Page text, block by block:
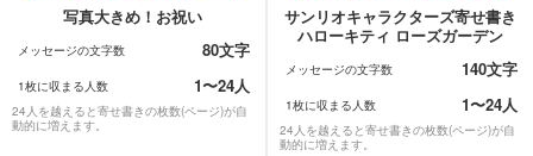
写真大きめ！お祝い
メッセージの文字数 80文字
1枚に収まる人数 1〜24人
24人を越えると寄せ書きの枚数(ページ)が自
動的に増えます。
サンリオキャラクターズ寄せ書き
ハローキティ ローズガーデン
メッセージの文字数 140文字
1枚に収まる人数 1〜24人
24人を越えると寄せ書きの枚数(ページ)が自
動的に増えます。